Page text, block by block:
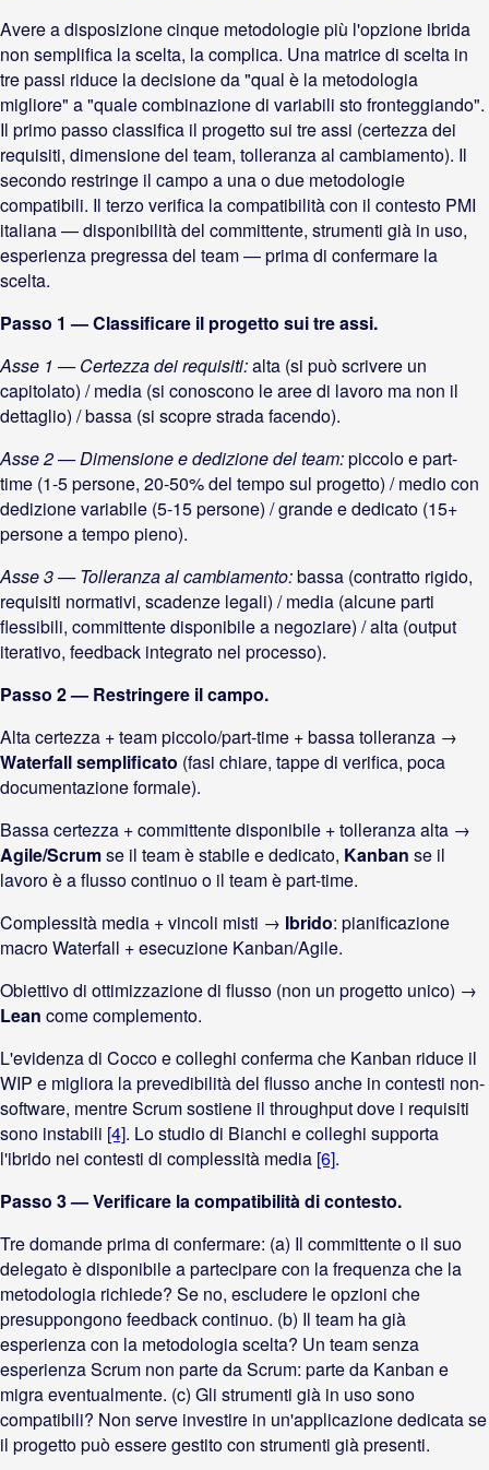
Avere a disposizione cinque metodologie più l'opzione ibrida
non semplifica la scelta, la complica. Una matrice di scelta in
tre passi riduce la decisione da "qual è la metodologia
migliore" a "quale combinazione di variabili sto fronteggiando".
Il primo passo classifica il progetto sui tre assi (certezza dei
requisiti, dimensione del team, tolleranza al cambiamento). Il
secondo restringe il campo a una o due metodologie
compatibili. Il terzo verifica la compatibilità con il contesto PMI
italiana — disponibilità del committente, strumenti già in uso,
esperienza pregressa del team — prima di confermare la
scelta.
Passo 1 — Classificare il progetto sui tre assi.
Asse 1 — Certezza dei requisiti:alta (si può scrivere un
capitolato) / media (si conoscono le aree di lavoro ma non il
dettaglio) / bassa (si scopre strada facendo).
Asse 2 — Dimensione e dedizione del team:piccolo e part-
time (1-5 persone, 20-50% del tempo sul progetto) / medio con
dedizione variabile (5-15 persone) / grande e dedicato (15+
persone a tempo pieno).
Asse 3 — Tolleranza al cambiamento:bassa (contratto rigido,
requisiti normativi, scadenze legali) / media (alcune parti
flessibili, committente disponibile a negoziare) / alta (output
iterativo, feedback integrato nel processo).
Passo 2 — Restringere il campo.
Alta certezza + team piccolo/part-time + bassa tolleranza →
Waterfall semplificato (fasi chiare, tappe di verifica, poca
documentazione formale).
Bassa certezza + committente disponibile + tolleranza alta →
Agile/Scrumse il team è stabile e dedicato, Kanban se il
lavoro è a flusso continuo o il team è part-time.
Complessità media + vincoli misti → Ibrido: pianificazione
macro Waterfall + esecuzione Kanban/Agile.
Obiettivo di ottimizzazione di flusso (non un progetto unico) →
Lean come complemento.
L'evidenza di Cocco e colleghi conferma che Kanban riduce il
WIP e migliora la prevedibilità del flusso anche in contesti non-
software, mentre Scrum sostiene il throughput dove i requisiti
sono instabili [4]. Lo studio di Bianchi e colleghi supporta
l'ibrido nei contesti di complessità media [6].
Passo 3 — Verificare la compatibilità di contesto.
Tre domande prima di confermare: (a) Il committente o il suo
delegato è disponibile a partecipare con la frequenza che la
metodologia richiede? Se no, escludere le opzioni che
presuppongono feedback continuo. (b) Il team ha già
esperienza con la metodologia scelta? Un team senza
esperienza Scrum non parte da Scrum: parte da Kanban e
migra eventualmente. (c) Gli strumenti già in uso sono
compatibili? Non serve investire in un'applicazione dedicata se
il progetto può essere gestito con strumenti già presenti.